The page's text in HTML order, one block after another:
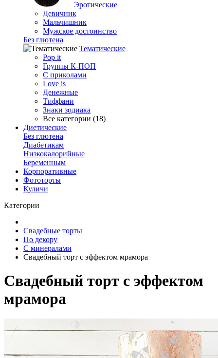
Эротические
Девичник
Мальчишник
Мужское достоинство
Без глютена
Тематические
Pop it
Группы К-ПОП
С приколами
Love is
Денежные
Тиффани
Знаки зодиака
Все категории (18)
Диетические
Без глютена
Диабетикам
Низкокалорийные
Беременным
Корпоративные
Фототорты
Куличи
Категории
Свадебные торты
По декору
С минералами
Свадебный торт с эффектом мрамора
Свадебный торт с эффектом
мрамора